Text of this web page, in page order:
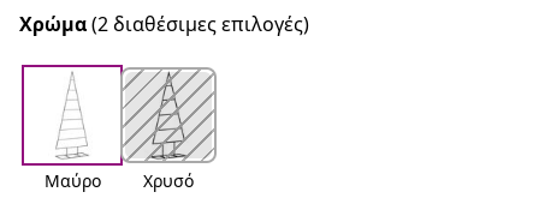
Χρώμα(2 διαθέσιμες επιλογές)
Μαύρο Χρυσό